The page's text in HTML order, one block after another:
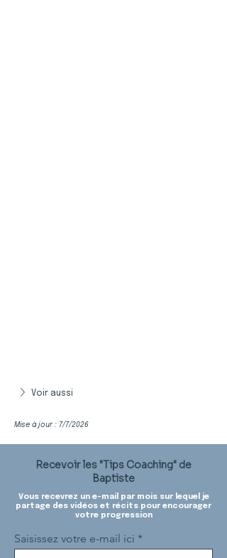
Voir aussi
Mise à jour : 7/7/2026
Recevoir les "Tips Coaching" de
Baptiste
Vous recevrez un e-mail par mois sur lequel je
partage des vidéos et récits pour encourager
votre progression
Saisissez votre e-mail ici